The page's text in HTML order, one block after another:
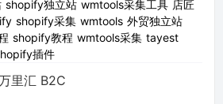
shopify独立站 wmtools采集工具 店匠
shopify采集 wmtools 外贸独立站
shopify教程 wmtools采集 tayest
插件
里汇 B2C